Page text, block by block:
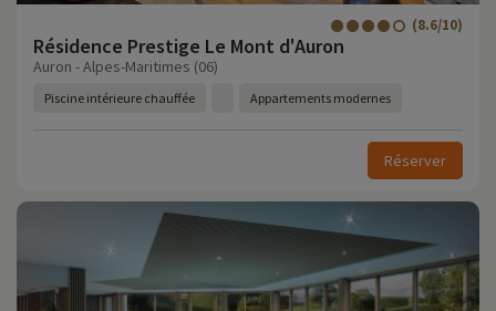
Résidence Prestige Le Mont d'Auron
(8.6/10)
Auron - Alpes-Maritimes (06)
Piscine intérieure chauffée Appartements modernes
Réserver